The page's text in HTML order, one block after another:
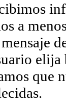
a
que